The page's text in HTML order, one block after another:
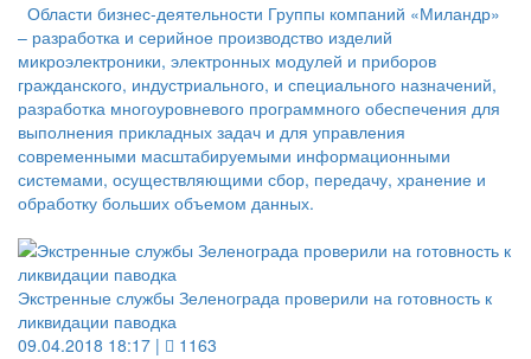
Области бизнес-деятельности Группы компаний «Миландр»
– разработка и серийное производство изделий
микроэлектроники, электронных модулей и приборов
гражданского, индустриального, и специального назначений,
разработка многоуровневого программного обеспечения для
выполнения прикладных задач и для управления
современными масштабируемыми информационными
системами, осуществляющими сбор, передачу, хранение и
обработку больших объемом данных.
Экстренные службы Зеленограда проверили на готовность к
ликвидации паводка
09.04.2018 18:17 |
1163